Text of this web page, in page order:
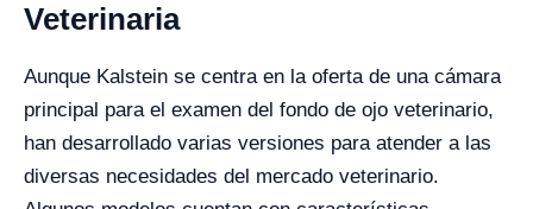
Veterinaria
Aunque Kalstein se centra en la oferta de una cámara
principal para el examen del fondo de ojo veterinario,
han desarrollado varias versiones para atender a las
diversas necesidades del mercado veterinario.